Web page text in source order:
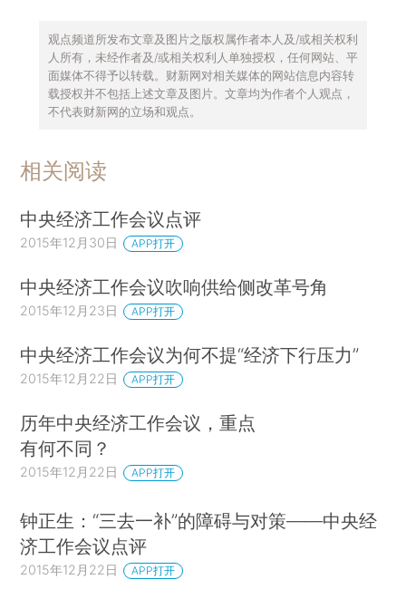
观点频道所发布文章及图片之版权属作者本人及/或相关权利
人所有，未经作者及/或相关权利人单独授权，任何网站、平
面媒体不得予以转载。财新网对相关媒体的网站信息内容转
载授权并不包括上述文章及图片。文章均为作者个人观点，
不代表财新网的立场和观点。
相关阅读
中央经济工作会议点评
2015年12月30日 APP打开
中央经济工作会议吹响供给侧改革号角
2015年12月23日 APP打开
中央经济工作会议为何不提“经济下行压力”
2015年12月22日 APP打开
历年中央经济工作会议，重点
有何不同？
2015年12月22日 APP打开
钟正生：“三去一补”的障碍与对策——中央经
济工作会议点评
2015年12月22日 APP打开